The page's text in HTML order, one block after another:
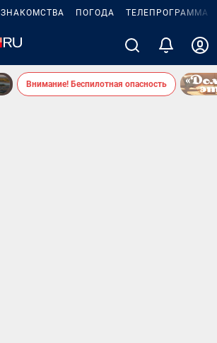
ЗНАКОМСТВА ПОГОДА ТЕЛЕПРОГРАММА
Внимание! Беспилотная опасность